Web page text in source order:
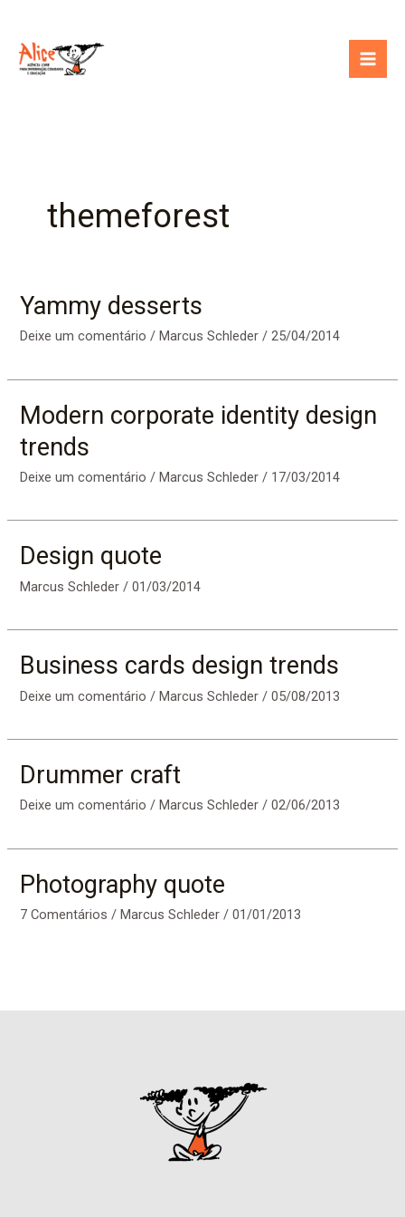
conteúdo
themeforest
Yammy desserts
Deixe um comentário /Marcus Schleder/25/04/2014
Modern corporate identity design
trends
Deixe um comentário /Marcus Schleder/ 17/03/2014
Design quote
Marcus Schleder/01/03/2014
Business cards design trends
Deixe um comentário /Marcus Schleder/05/08/2013
Drummer craft
Deixe um comentário / Marcus Schleder/02/06/2013
Photography quote
7 Comentários /Marcus Schleder/01/01/2013